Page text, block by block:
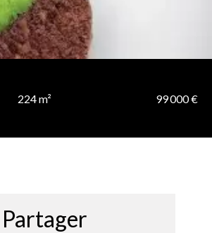
224 m² 99 000 €
Partager